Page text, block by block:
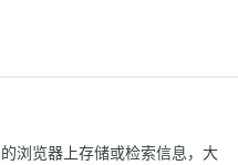
浏览器上存储或检索信息，大